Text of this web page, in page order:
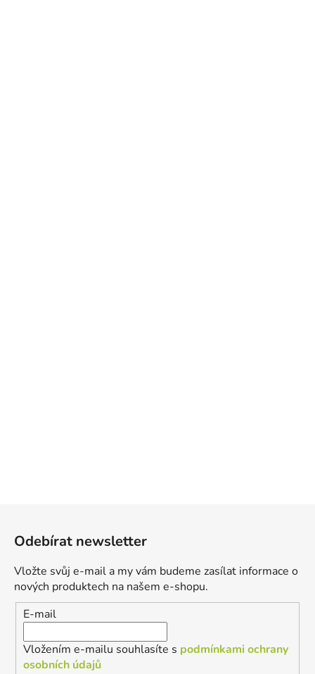
Odebírat newsletter
Vložte svůj e-mail a my vám budeme zasílat informace o
nových produktech na našem e-shopu.
E-mail
Vložením e-mailu souhlasíte s podmínkami ochrany
osobních údajů